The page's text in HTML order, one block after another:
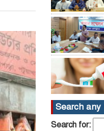
Search any
Search for: